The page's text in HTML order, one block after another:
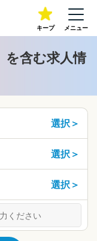
キープ メニュー
を含む求人情
選択＞
選択＞
選択＞